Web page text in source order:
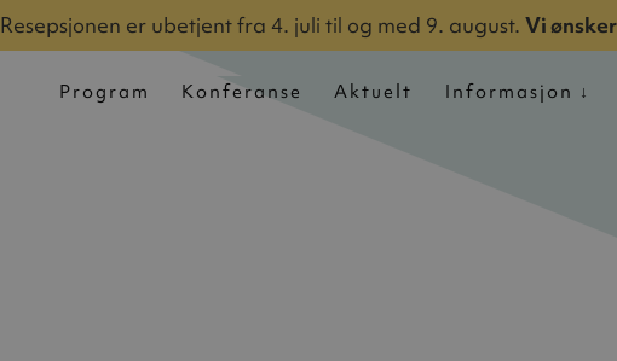
Resepsjonen er ubetjent fra 4. juli til og med 9. august.Vi
Program Konferanse Aktuelt Informasjon